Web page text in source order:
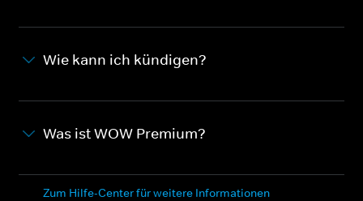
Wie kann ich kündigen?
Was ist WOW Premium?
Zum Hilfe-Center für weitere Informationen